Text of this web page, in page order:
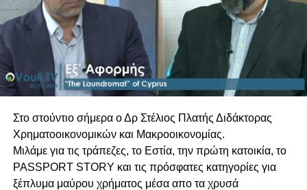
Στο στούντιο σήμερα ο Δρ Στέλιος Πλατής Διδάκτορας
Χρηματοοικονομικών και Μακροοικονομίας.
Μιλάμε για τις τράπεζες, το Εστία, την πρώτη κατοικία, το
PASSPORT STORY και τις πρόσφατες κατηγορίες για
ξέπλυμα μαύρου χρήματος μέσα απο τα χρυσά